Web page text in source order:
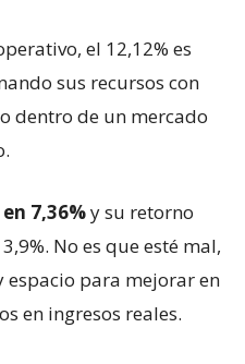
el 12,12% es
sus recursos con
dentro de un mercado
7,36%y su retorno
No es que esté mal,
espacio para mejorar en
en ingresos reales.